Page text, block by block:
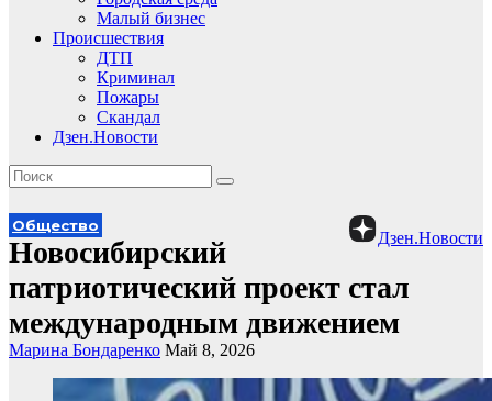
Малый бизнес
Происшествия
ДТП
Криминал
Пожары
Скандал
Дзен.Новости
Дзен.Новости
Общество
Новосибирский
патриотический проект стал
международным движением
Марина Бондаренко Май 8, 2026